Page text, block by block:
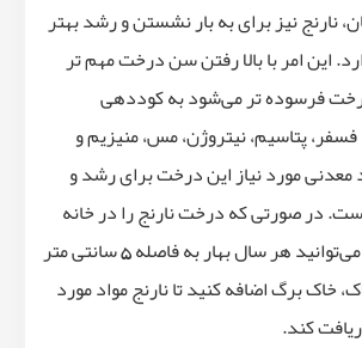
نارنج نیز برای به بار نشستن و رشد بهتر
این امر با بالا رفتن سن درخت مهم تر
فرسوده تر می‌شود به کوددهی
پتاسیم، نیتروژن، مس، منیزیم و
معدنی مورد نیاز این درخت برای رشد و
در صورتی که درخت نارنج را در خانه
نگهداری می‌کنید، می‌توانید هر سال بهار به فاصله 5 سانتی متر
خاک برگ اضافه کنید تا نارنج مواد مورد
کند.